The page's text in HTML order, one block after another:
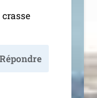
Répondre